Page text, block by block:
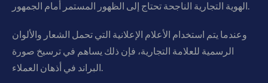
الهوية التجارية الناجحة تحتاج إلى الظهور المستمر أمام الجمهور.
وعندما يتم استخدام الأعلام الإعلانية التي تحمل الشعار والألوان
الرسمية للعلامة التجارية، فإن ذلك يساهم في ترسيخ صورة
البراند في أذهان العملاء.